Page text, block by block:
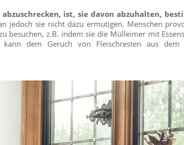
ist, sie davon abzuhalten,
jedoch sie nicht dazu ermutigen. Menschen
besuchen, z.B. indem sie die Mülleimer mit
kann dem Geruch von Fleischresten aus dem